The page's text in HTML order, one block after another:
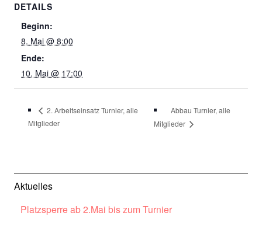
DETAILS
Beginn:
8. Mai @ 8:00
Ende:
10. Mai @ 17:00
2. Arbeitseinsatz Turnier, alle
Mitglieder
Abbau Turnier, alle
Mitglieder
Aktuelles
Platzsperre ab 2.Mai bis zum Turnier